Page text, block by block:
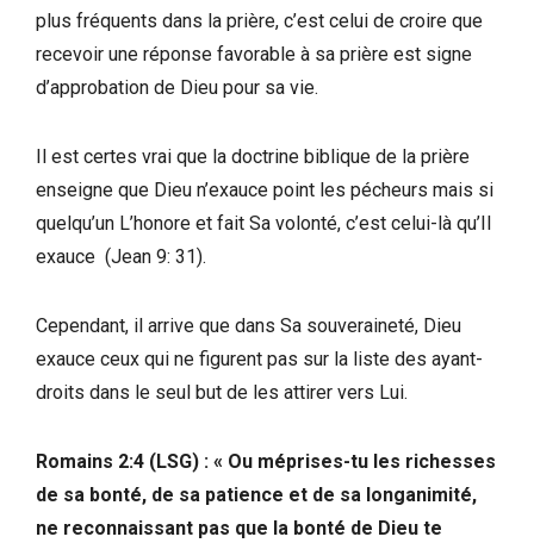
plus fréquents dans la prière, c’est celui de croire que
recevoir une réponse favorable à sa prière est signe
d’approbation de Dieu pour sa vie.
Il est certes vrai que la doctrine biblique de la prière
enseigne que Dieu n’exauce point les pécheurs mais si
quelqu’un L’honore et fait Sa volonté, c’est celui-là qu’Il
exauce (Jean 9: 31).
Cependant, il arrive que dans Sa souveraineté, Dieu
exauce ceux qui ne figurent pas sur la liste des ayant-
droits dans le seul but de les attirer vers Lui.
Romains 2:4 (LSG) : « Ou méprises-tu les richesses
de sa bonté, de sa patience et de sa longanimité,
ne reconnaissant pas que la bonté de Dieu te